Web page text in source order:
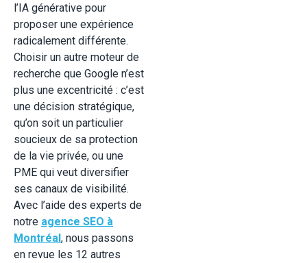
l’IA générative pour
proposer une expérience
radicalement différente.
Choisir un autre moteur de
recherche que Google n’est
plus une excentricité : c’est
une décision stratégique,
qu’on soit un particulier
soucieux de sa protection
de la vie privée, ou une
PME qui veut diversifier
ses canaux de visibilité.
Avec l’aide des experts de
notre agence SEO à
Montréal, nous passons
en revue les 12 autres